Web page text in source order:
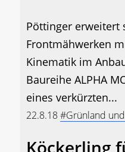
Pöttinger erweitert
Frontmähwerken
Kinematik im
Baureihe ALPHA
eines verkürzten...
22.8.18#Grünland
Köckerling